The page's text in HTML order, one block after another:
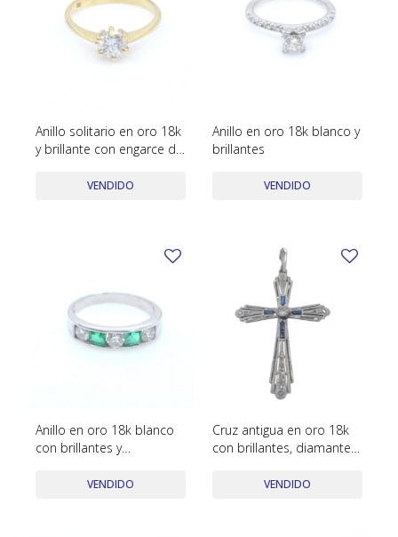
Anillo solitario en oro 18k
y brillante con engarce de
VENDIDO
Anillo en oro 18k blanco y
brillantes
VENDIDO
Anillo en oro 18k blanco
con brillantes y
VENDIDO
Cruz antigua en oro 18k
con brillantes, diamantes
VENDIDO